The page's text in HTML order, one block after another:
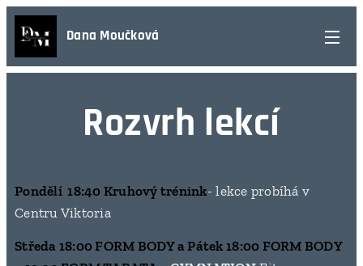
Dana Moučková
Rozvrh lekcí
Pondělí 18:40 Kruhový trénink- lekce probíhá v
Centru Viktoria
Středa 18:00 FORM BODYa Pátek 18:00 FORM BODY